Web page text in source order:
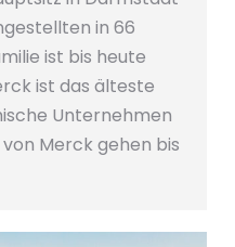
in 66
ist bis heute
ist das älteste
Unternehmen
Merck gehen bis